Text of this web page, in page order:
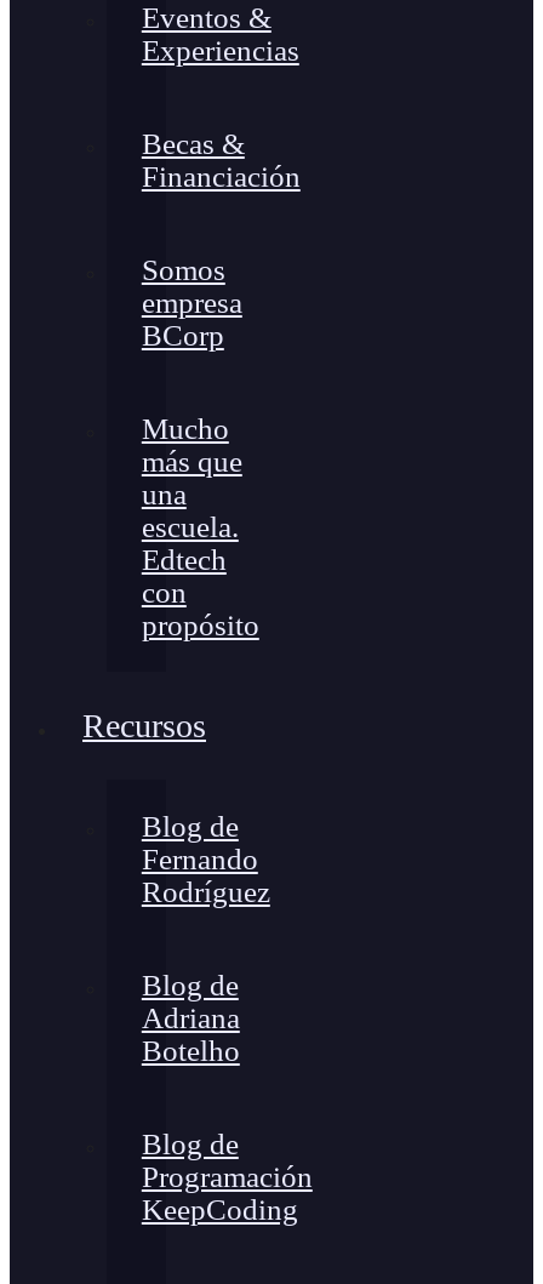
Eventos &
Experiencias
Becas &
Financiación
Somos
empresa
BCorp
Mucho
más que
una
escuela.
Edtech
con
propósito
Recursos
Blog de
Fernando
Rodríguez
Blog de
Adriana
Botelho
Blog de
Programación
KeepCoding